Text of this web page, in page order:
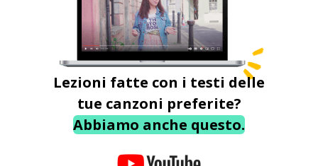
Lezioni fatte con i testi delle
tue canzoni preferite?
Abbiamo anche questo.